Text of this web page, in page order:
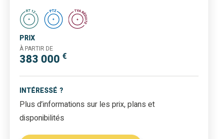
PRIX
À PARTIR DE
383 000 €
INTÉRESSÉ ?
Plus d’informations sur les prix, plans et
disponibilités